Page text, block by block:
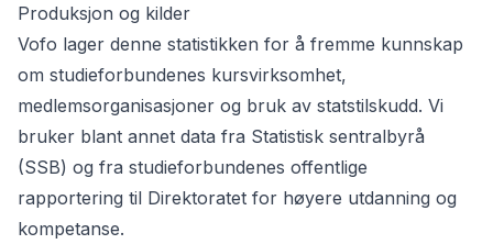
Produksjon og kilder
Vofo lager denne statistikken for å fremme kunnskap
om studieforbundenes kursvirksomhet,
medlemsorganisasjoner og bruk av statstilskudd. Vi
bruker blant annet data fra Statistisk sentralbyrå
(SSB) og fra studieforbundenes offentlige
rapportering til Direktoratet for høyere utdanning og
kompetanse.